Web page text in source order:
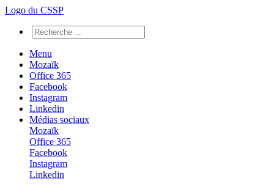
Logo du CSSP
Menu
Mozaïk
Office 365
Facebook
Instagram
Linkedin
Médias sociaux
Mozaïk
Office 365
Facebook
Instagram
Linkedin